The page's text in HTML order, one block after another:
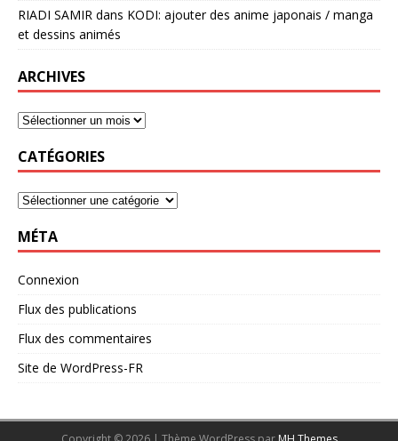
RIADI SAMIR dans KODI: ajouter des anime japonais / manga
et dessins animés
ARCHIVES
CATÉGORIES
MÉTA
Connexion
Flux des publications
Flux des commentaires
Site de WordPress-FR